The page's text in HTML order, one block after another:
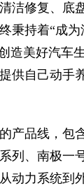
洁修复、底
秉持着“成
造美好汽车
供自己动手
产品线，包
列、南极一
动力系统到